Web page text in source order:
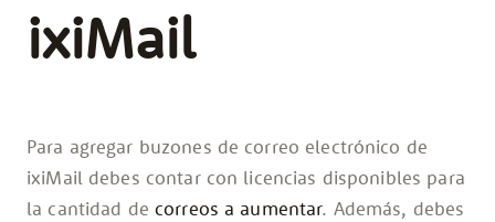
ixiMail
Para agregar buzones de correo electrónico de
ixiMail debes contar con licencias disponibles para
la cantidad de correos a aumentar. Además, debes